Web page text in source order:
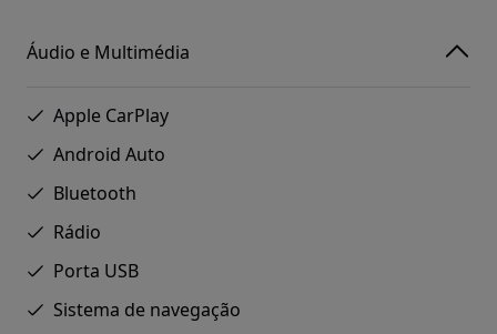
Áudio e Multimédia
Apple CarPlay
Android Auto
Bluetooth
Rádio
Porta USB
Sistema de navegação